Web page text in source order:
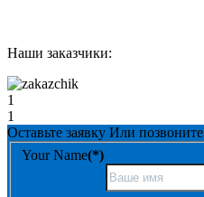
Наши заказчики:
1
1
Оставьте заявку Или позвоните
Your Name(*)